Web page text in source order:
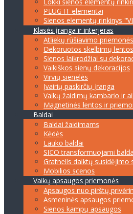
PLUG IT elementai
Sienos elementų rinkinys
Klasės įranga ir interjeras
Atliekų rūšiavimo priemonės
Dekoruotos skelbimų lentos
Sienos laikrodžiai su
Vaikiškos sienų dekoracijos
Virvių sienelės
Įvairių paskirčių įranga
Vaikų žaidimų kambario ir
Magnetinės lentos ir
Baldai
Baldai žaidimams
Kėdės
Lauko baldai
SICO transformuojami
Gratnells daiktų susidėjimo
Mobilios scenos
Vaikų apsaugos priemonės
Apsaugos nuo pirštų
Asmeninės apsaugos
Sienos kampų apsaugos